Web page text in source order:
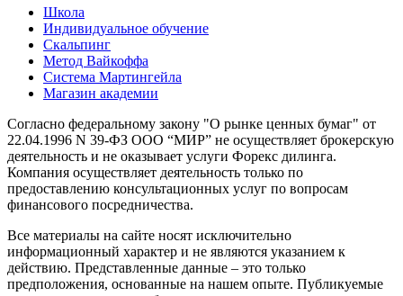
Школа
Индивидуальное обучение
Скальпинг
Метод Вайкоффа
Система Мартингейла
Магазин академии
Согласно федеральному закону "О рынке ценных бумаг" от
22.04.1996 N 39-ФЗ ООО “МИР” не осуществляет брокерскую
деятельность и не оказывает услуги Форекс дилинга.
Компания осуществляет деятельность только по
предоставлению консультационных услуг по вопросам
финансового посредничества.
Все материалы на сайте носят исключительно
информационный характер и не являются указанием к
действию. Представленные данные – это только
предположения, основанные на нашем опыте. Публикуемые